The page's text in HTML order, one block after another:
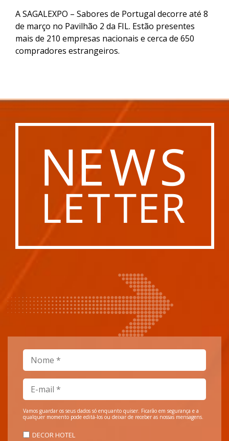
A SAGALEXPO – Sabores de Portugal decorre até 8
de março no Pavilhão 2 da FIL. Estão presentes
mais de 210 empresas nacionais e cerca de 650
compradores estrangeiros.
Vamos guardar os seus dados só enquanto quiser. Ficarão em segurança e a
qualquer momento pode editá-los ou deixar de receber as nossas mensagens.
DECOR HOTEL